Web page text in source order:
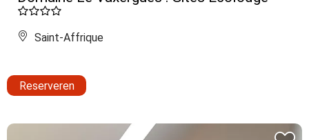
Saint-Affrique
Reserveren